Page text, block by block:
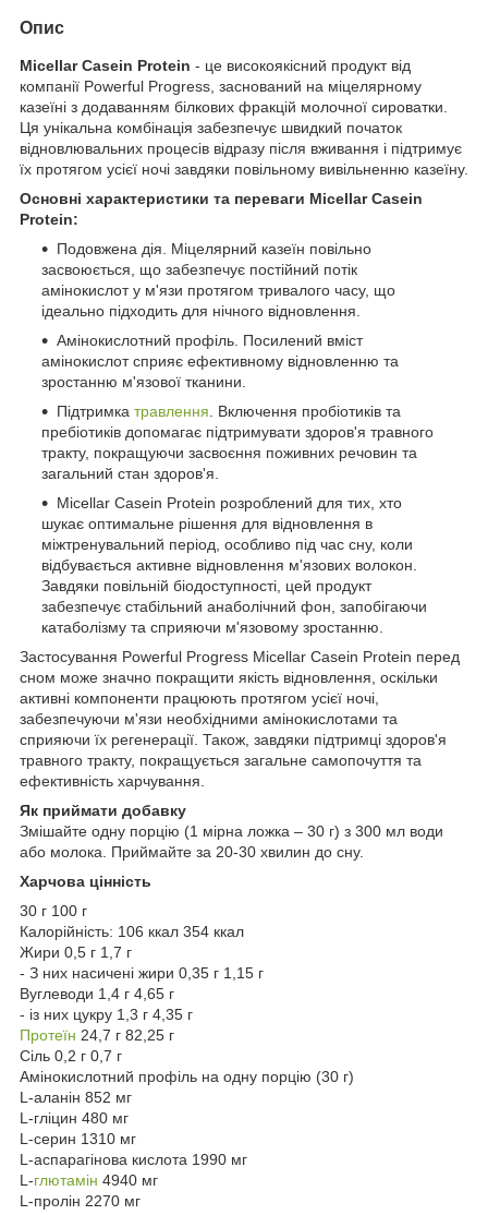
Опис
Micellar Casein Protein - це високоякісний продукт від
компанії Powerful Progress, заснований на міцелярному
казеїні з додаванням білкових фракцій молочної сироватки.
Ця унікальна комбінація забезпечує швидкий початок
відновлювальних процесів відразу після вживання і підтримує
їх протягом усієї ночі завдяки повільному вивільненню казеїну.
Основні характеристики та переваги Micellar Casein
Protein:
Подовжена дія. Міцелярний казеїн повільно
засвоюється, що забезпечує постійний потік
амінокислот у м'язи протягом тривалого часу, що
ідеально підходить для нічного відновлення.
Амінокислотний профіль. Посилений вміст
амінокислот сприяє ефективному відновленню та
зростанню м'язової тканини.
Підтримка травлення . Включення пробіотиків та
пребіотиків допомагає підтримувати здоров'я травного
тракту, покращуючи засвоєння поживних речовин та
загальний стан здоров'я.
Micellar Casein Protein розроблений для тих, хто
шукає оптимальне рішення для відновлення в
міжтренувальний період, особливо під час сну, коли
відбувається активне відновлення м'язових волокон.
Завдяки повільній біодоступності, цей продукт
забезпечує стабільний анаболічний фон, запобігаючи
катаболізму та сприяючи м'язовому зростанню.
Застосування Powerful Progress Micellar Casein Protein перед
сном може значно покращити якість відновлення, оскільки
активні компоненти працюють протягом усієї ночі,
забезпечуючи м'язи необхідними амінокислотами та
сприяючи їх регенерації. Також, завдяки підтримці здоров'я
травного тракту, покращується загальне самопочуття та
ефективність харчування.
Як приймати добавку
Змішайте одну порцію (1 мірна ложка – 30 г) з 300 мл води
або молока. Приймайте за 20-30 хвилин до сну.
Харчова цінність
30 г 100 г
Калорійність: 106 ккал 354 ккал
Жири 0,5 г 1,7 г
- З них насичені жири 0,35 г 1,15 г
Вуглеводи 1,4 г 4,65 г
- із них цукру 1,3 г 4,35 г
Протеїн 24,7 г 82,25 г
Сіль 0,2 г 0,7 г
Амінокислотний профіль на одну порцію (30 г)
L-аланін 852 мг
L-гліцин 480 мг
L-серин 1310 мг
L-аспарагінова кислота 1990 мг
L-глютамін 4940 мг
L-пролін 2270 мг